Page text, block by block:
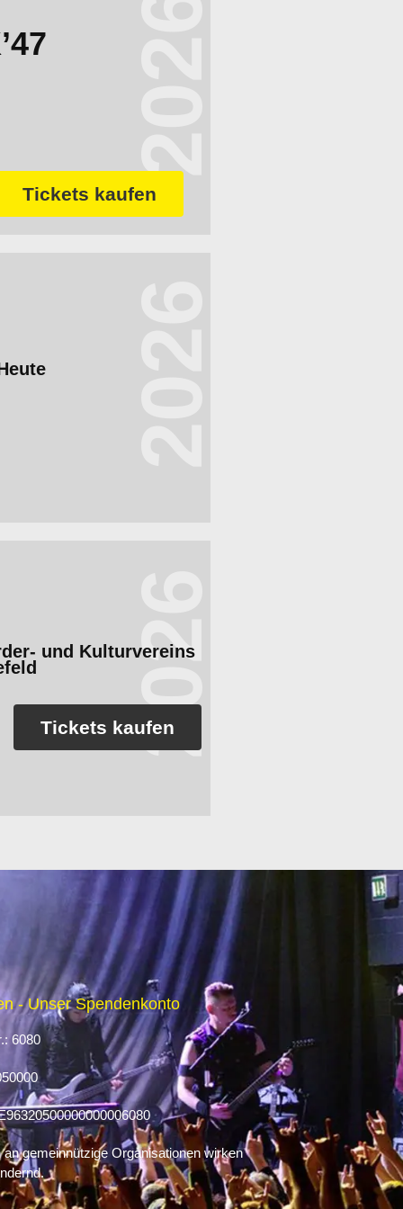
Tickets kaufen
und Kulturvereins
Tickets kaufen
2026
- Unser Spendenkonto
6080
an gemeinnützige Organisationen wirken